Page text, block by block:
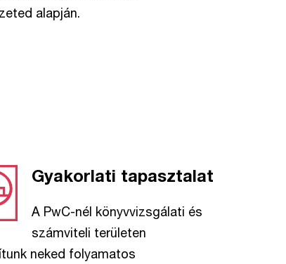
alapján.
Gyakorlati tapasztalat
A PwC-nél könyvvizsgálati és
számviteli területen
neked folyamatos